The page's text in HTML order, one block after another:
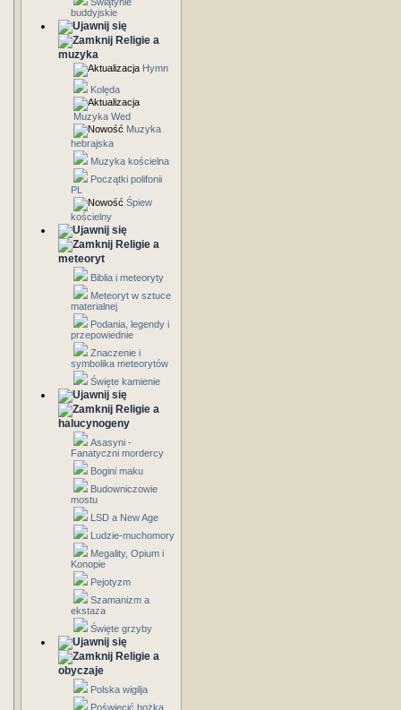
buddyjskie
Religie a
muzyka
Hymn
Kolęda
Muzyka Wed
Muzyka
hebrajska
Muzyka kościelna
Początki polifonii
PL
Śpiew
kościelny
Religie a
meteoryt
Biblia i meteoryty
Meteoryt w sztuce
materialnej
Podania, legendy i
przepowiednie
Znaczenie i
symbolika meteorytów
Święte kamienie
Religie a
halucynogeny
Asasyni -
Fanatyczni mordercy
Bogini maku
Budowniczowie
mostu
LSD a New Age
Ludzie-muchomory
Megality, Opium i
Konopie
Pejotyzm
Szamanizm a
ekstaza
Święte grzyby
Religie a
obyczaje
Polska wigilja
Poświęcić bożka,